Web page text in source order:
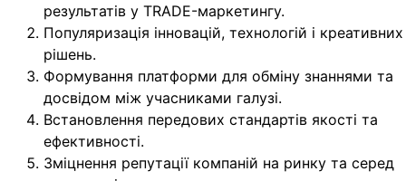
результатів у TRADE-маркетингу.
Популяризація інновацій, технологій і креативних
рішень.
Формування платформи для обміну знаннями та
досвідом між учасниками галузі.
Встановлення передових стандартів якості та
ефективності.
Зміцнення репутації компаній на ринку та серед